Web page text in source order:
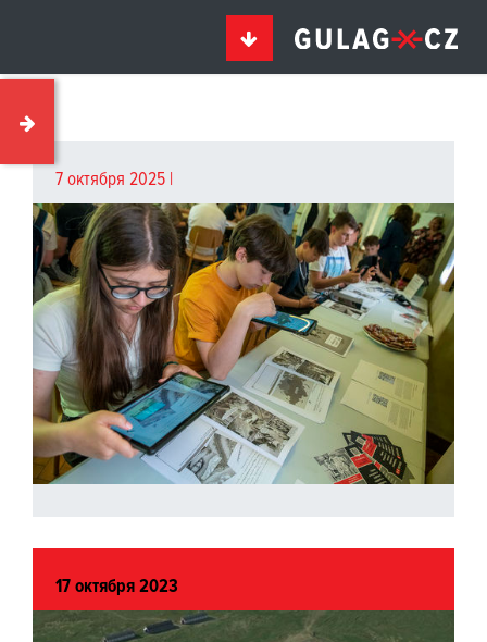
7 октября 2025 |
17 октября 2023